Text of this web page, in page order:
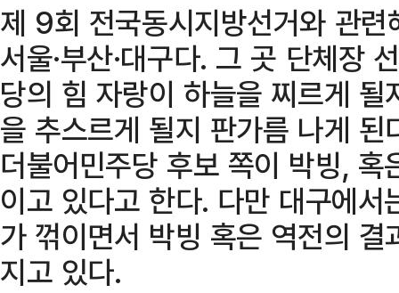
제 9회 전국동시지방선거와 관
서울·부산·대구다. 그 곳 단체장
당의 힘 자랑이 하늘을 찌르게
을 추스르게 될지 판가름 나게
더불어민주당 후보 쪽이 박빙,
이고 있다고 한다. 다만 대구에
가 꺾이면서 박빙 혹은 역전의
지고 있다.